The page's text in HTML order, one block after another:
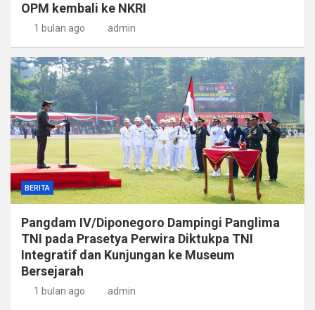
OPM kembali ke NKRI
1 bulan ago admin
BERITA
Pangdam IV/Diponegoro Dampingi Panglima
TNI pada Prasetya Perwira Diktukpa TNI
Integratif dan Kunjungan ke Museum
Bersejarah
1 bulan ago admin